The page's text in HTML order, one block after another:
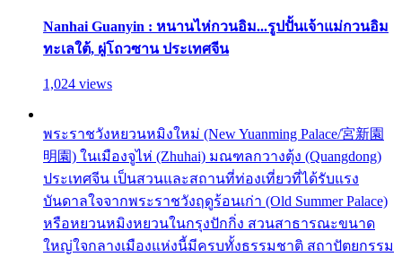
Nanhai Guanyin : หนานไห่กวนอิม...รูปปั้นเจ้าแม่กวนอิม
ทะเลใต้, ผู่โถวซาน ประเทศจีน
1,024 views
พระราชวังหยวนหมิงใหม่ (New Yuanming Palace/宮新園
明園) ในเมืองจูไห่ (Zhuhai) มณฑลกวางตุ้ง (Quangdong)
ประเทศจีน เป็นสวนและสถานที่ท่องเที่ยวที่ได้รับแรง
บันดาลใจจากพระราชวังฤดูร้อนเก่า (Old Summer Palace)
หรือหยวนหมิงหยวนในกรุงปักกิ่ง สวนสาธารณะขนาด
ใหญ่ใจกลางเมืองแห่งนี้มีครบทั้งธรรมชาติ สถาปัตยกรรม